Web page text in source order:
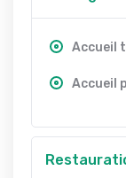
Accueil
Accueil